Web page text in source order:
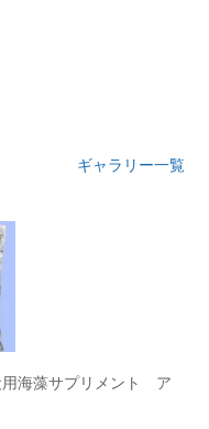
ギャラリー一覧
用海藻サプリメント ア